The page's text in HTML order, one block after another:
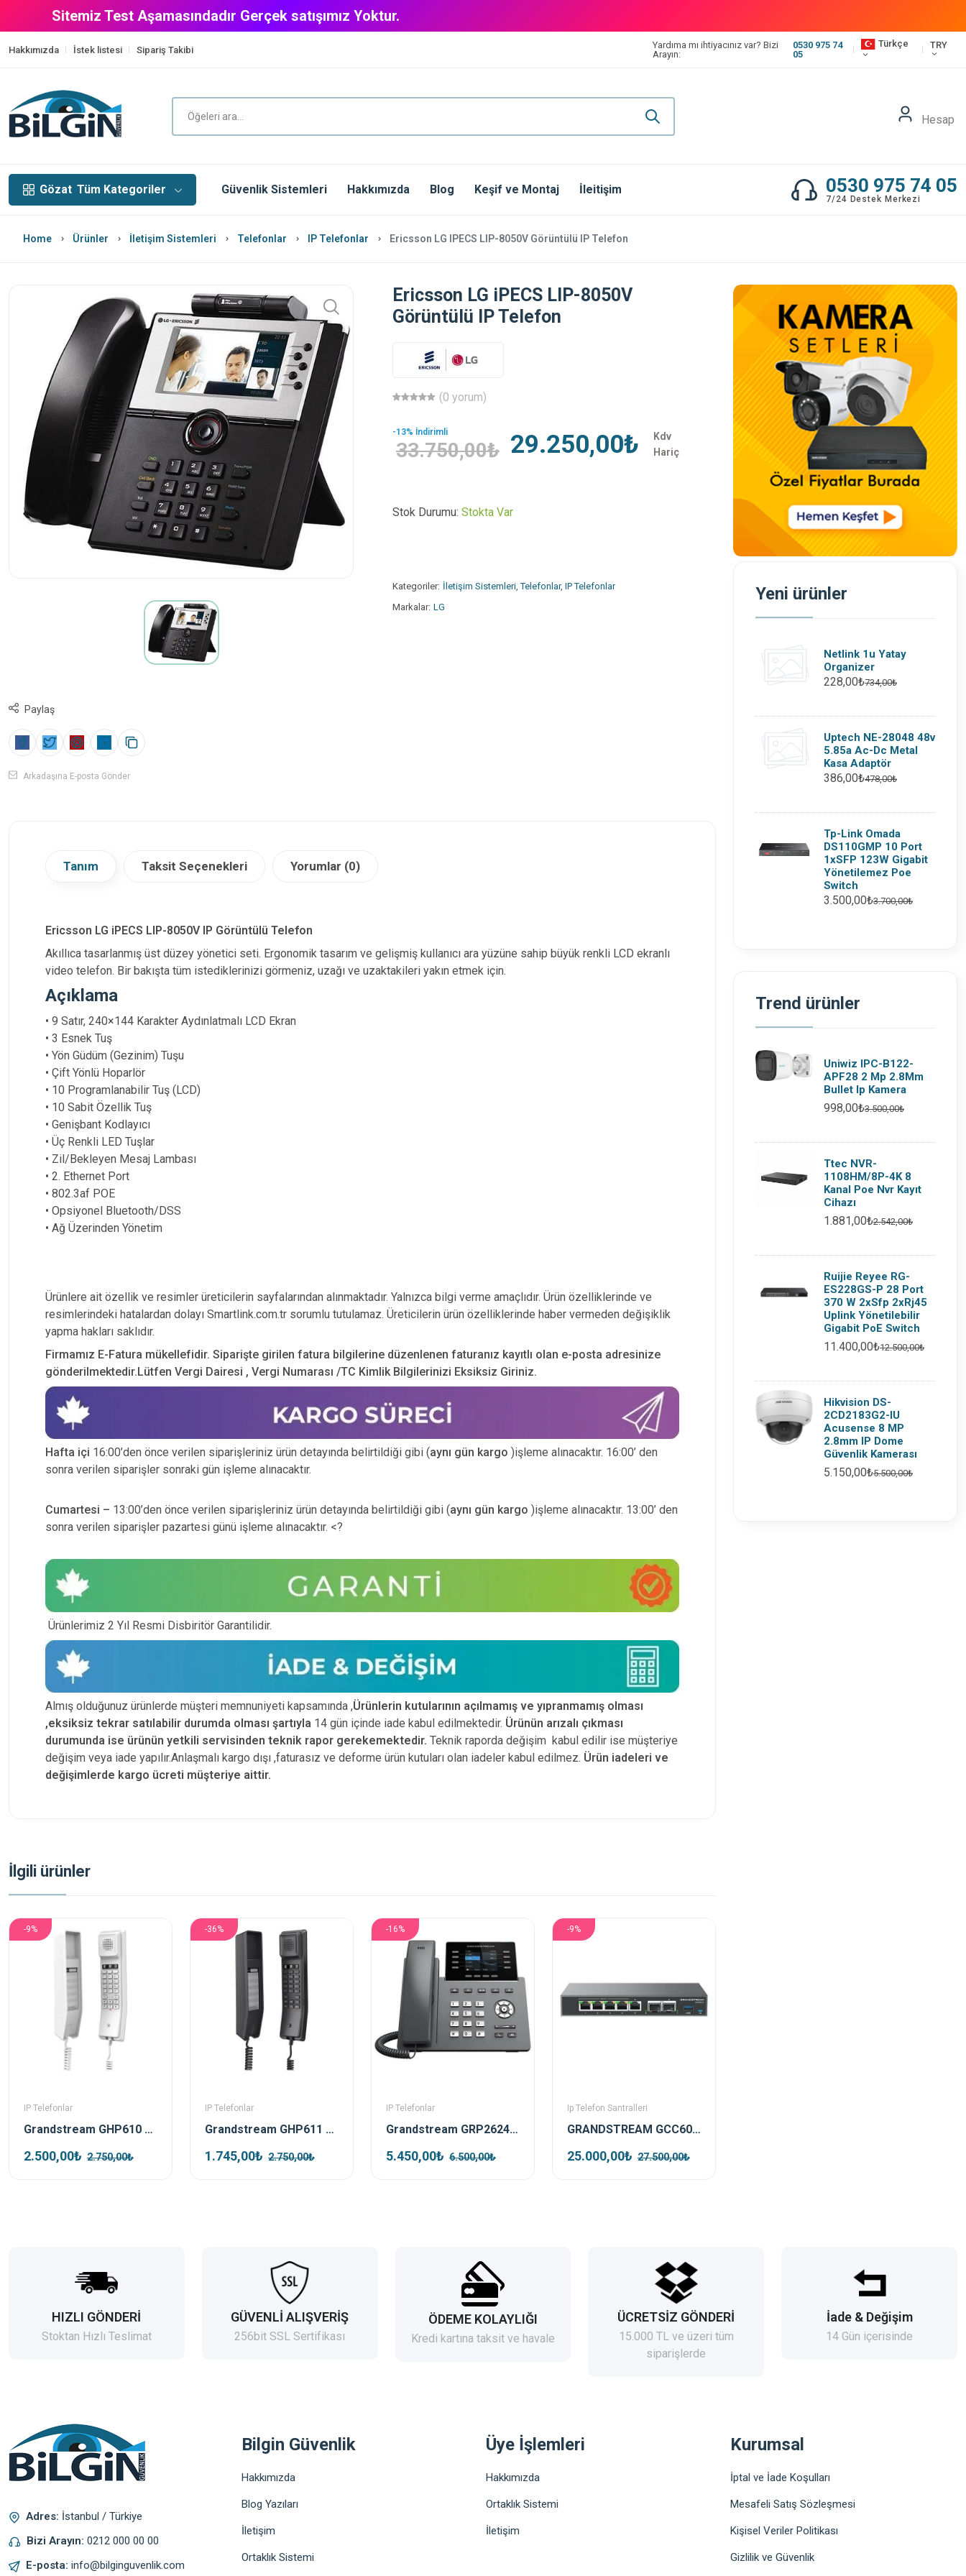
Sitemiz Test Aşamasındadır Gerçek satışımız Yoktur.
Hakkımızda İstek listesi Sipariş Takibi
Yardıma mı ihtiyacınız var? Bizi
Arayın:
0530 975 74
05
Türkçe TRY
Hesap
Gözat Tüm Kategoriler Güvenlik Sistemleri Hakkımızda Blog Keşif ve Montaj İleitişim 0530 975 74 05
7/24 Destek Merkezi
Home Ürünler İletişim Sistemleri Telefonlar IP Telefonlar Ericsson LG IPECS LIP-8050V Görüntülü IP Telefon
Paylaş
Arkadaşına E-posta Gönder
Ericsson LG iPECS LIP-8050V
Görüntülü IP Telefon
(0 yorum)
-13% İndirimli
33.750,00₺ 29.250,00₺
Kdv
Hariç
Stok Durumu: Stokta Var
Kategoriler: İletişim Sistemleri,Telefonlar, IP Telefonlar
Markalar: LG
Tanım Taksit Seçenekleri Yorumlar (0)
Ericsson LG iPECS LIP-8050V IP Görüntülü Telefon
Akıllıca tasarlanmış üst düzey yönetici seti. Ergonomik tasarım ve gelişmiş kullanıcı ara yüzüne sahip büyük renkli LCD ekranlı
video telefon. Bir bakışta tüm istediklerinizi görmeniz, uzağı ve uzaktakileri yakın etmek için.
Açıklama
• 9 Satır, 240×144 Karakter Aydınlatmalı LCD Ekran
• 3 Esnek Tuş
• Yön Güdüm (Gezinim) Tuşu
• Çift Yönlü Hoparlör
• 10 Programlanabilir Tuş (LCD)
• 10 Sabit Özellik Tuş
• Genişbant Kodlayıcı
• Üç Renkli LED Tuşlar
• Zil/Bekleyen Mesaj Lambası
• 2. Ethernet Port
• 802.3af POE
• Opsiyonel Bluetooth/DSS
• Ağ Üzerinden Yönetim
Ürünlere ait özellik ve resimler üreticilerin sayfalarından alınmaktadır. Yalnızca bilgi verme amaçlıdır. Ürün özelliklerinde ve
resimlerindeki hatalardan dolayı Smartlink.com.tr sorumlu tutulamaz. Üreticilerin ürün özelliklerinde haber vermeden değişiklik
yapma hakları saklıdır.
Firmamız E-Fatura mükellefidir. Siparişte girilen fatura bilgilerine düzenlenen faturanız kayıtlı olan e-posta adresinize
gönderilmektedir.Lütfen Vergi Dairesi , Vergi Numarası /TC Kimlik Bilgilerinizi Eksiksiz Giriniz.
Hafta içi 16:00’den önce verilen siparişleriniz ürün detayında belirtildiği gibi (aynı gün kargo )işleme alınacaktır. 16:00’ den
sonra verilen siparişler sonraki gün işleme alınacaktır.
Cumartesi – 13:00’den önce verilen siparişleriniz ürün detayında belirtildiği gibi (aynı gün kargo )işleme alınacaktır. 13:00’ den
sonra verilen siparişler pazartesi günü işleme alınacaktır. <?
Ürünlerimiz 2 Yıl Resmi Disbiritör Garantilidir.
Almış olduğunuz ürünlerde müşteri memnuniyeti kapsamında ,Ürünlerin kutularının açılmamış ve yıpranmamış olması
,eksiksiz tekrar satılabilir durumda olması şartıyla 14 gün içinde iade kabul edilmektedir. Ürünün arızalı çıkması
durumunda ise ürünün yetkili servisinden teknik rapor gerekemektedir. Teknik raporda değişim kabul edilir ise müşteriye
değişim veya iade yapılır.Anlaşmalı kargo dışı ,faturasız ve deforme ürün kutuları olan iadeler kabul edilmez. Ürün iadeleri ve
değişimlerde kargo ücreti müşteriye aittir.
İlgili ürünler
-9%
IP Telefonlar
Grandstream GHP610 Beyaz Poe Ip Duvar Telefonu
2.500,00₺ 2.750,00₺
-36%
IP Telefonlar
Grandstream GHP611 Siyah Ip Duvar Telefonu
1.745,00₺ 2.750,00₺
-16%
IP Telefonlar
Grandstream GRP2624 Ip Telefon
5.450,00₺ 6.500,00₺
-9%
Ip Telefon Santralleri
GRANDSTREAM GCC6010 Telefon Santrali ,Wifi Controller ve Firewall
25.000,00₺ 27.500,00₺
Yeni ürünler
Netlink 1u Yatay
Organizer
228,00₺734,00₺
Uptech NE-28048 48v
5.85a Ac-Dc Metal
Kasa Adaptör
386,00₺478,00₺
Tp-Link Omada
DS110GMP 10 Port
1xSFP 123W Gigabit
Yönetilemez Poe
Switch
3.500,00₺3.700,00₺
Trend ürünler
Uniwiz IPC-B122-
APF28 2 Mp 2.8Mm
Bullet Ip Kamera
998,00₺3.500,00₺
Ttec NVR-
1108HM/8P-4K 8
Kanal Poe Nvr Kayıt
Cihazı
1.881,00₺2.542,00₺
Ruijie Reyee RG-
ES228GS-P 28 Port
370 W 2xSfp 2xRj45
Uplink Yönetilebilir
Gigabit PoE Switch
11.400,00₺12.500,00₺
Hikvision DS-
2CD2183G2-IU
Acusense 8 MP
2.8mm IP Dome
Güvenlik Kamerası
5.150,00₺5.500,00₺
HIZLI GÖNDERİ
Stoktan Hızlı Teslimat
GÜVENLİ ALIŞVERİŞ
256bit SSL Sertifikası
ÖDEME KOLAYLIĞI
Kredi kartına taksit ve havale
ÜCRETSİZ GÖNDERİ
15.000 TL ve üzeri tüm
siparişlerde
İade & Değişim
14 Gün içerisinde
Adres: İstanbul / Türkiye
Bizi Arayın: 0212 000 00 00
E-posta: info@bilginguvenlik.com
Bilgin Güvenlik
Hakkımızda
Blog Yazıları
İletişim
Ortaklık Sistemi
Üye İşlemleri
Hakkımızda
Ortaklık Sistemi
İletişim
Kurumsal
İptal ve İade Koşulları
Mesafeli Satış Sözleşmesi
Kişisel Veriler Politikası
Gizlilik ve Güvenlik